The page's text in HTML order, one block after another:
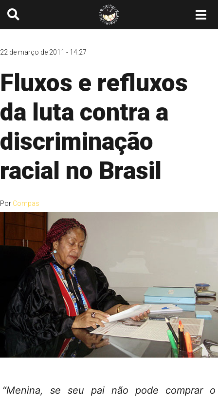
22 de março de 2011 - 14:27
Fluxos e refluxos
da luta contra a
discriminação
racial no Brasil
Por Compas
“Menina, se seu pai não pode comprar o